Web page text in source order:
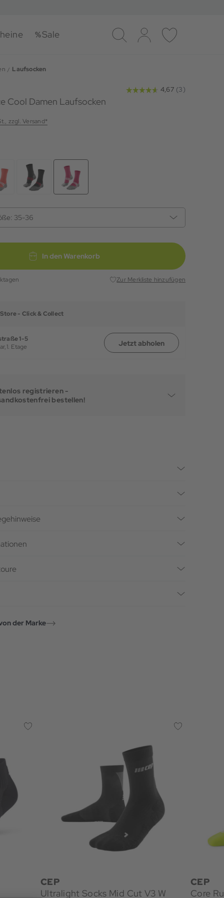
Sale
Suche Log-in Merkliste
Laufsocken
Cool Damen Laufsocken
zzgl. Versand*
35-36
In den Warenkorb
Zur Merkliste hinzufügen
- Click & Collect
1-5
1. Etage Jetzt abholen
registrieren -
bestellen!
der Marke
CEP
Ultralight Socks Mid Cut V3 W
CEP
Core